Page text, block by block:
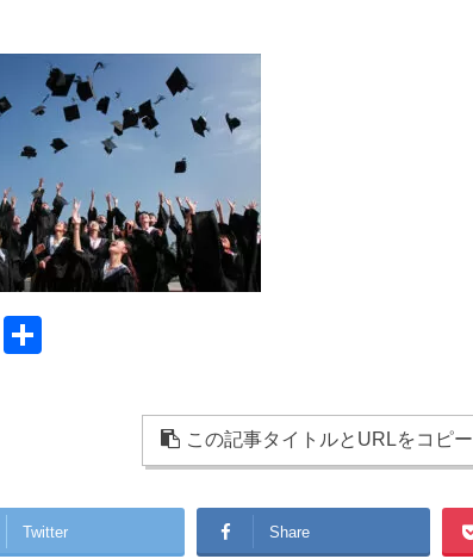
Li
この記事タイトルとURLをコピー
Twitter Share